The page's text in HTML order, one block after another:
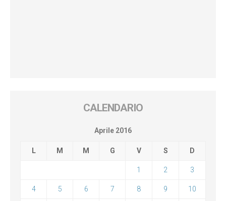
CALENDARIO
Aprile 2016
L M M G V S D
1 2 3
4 5 6 7 8 9 10